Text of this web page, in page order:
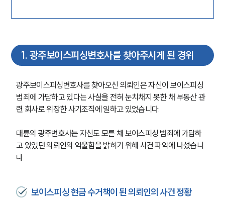
1. 광주보이스피싱변호사를 찾아주시게 된 경위
광주보이스피싱변호사를 찾아오신 의뢰인은 자신이 보이스피싱
범죄에 가담하고 있다는 사실을 전혀 눈치채지 못한 채 부동산 관
련 회사로 위장한 사기조직에 일하고 있었습니다.
대륜의 광주변호사는 자신도 모른 채 보이스피싱 범죄에 가담하
고 있었던 의뢰인의 억울함을 밝히기 위해 사건 파악에 나섰습니
다.
보이스피싱 현금 수거책이 된 의뢰인의 사건 정황